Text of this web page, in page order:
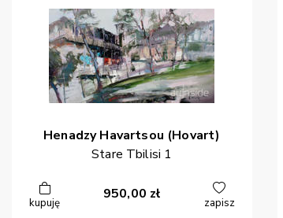
Henadzy Havartsou (Hovart)
Stare Tbilisi 1
kupuję
950,00 zł
zapisz